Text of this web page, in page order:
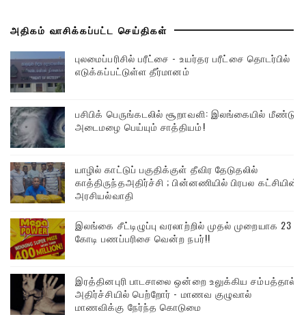
அதிகம் வாசிக்கப்பட்ட செய்திகள்
புலமைப்பரிசில் பரீட்சை - உயர்தர பரீட்சை தொடர்பில்
எடுக்கப்பட்டுள்ள தீர்மானம்
பசிபிக் பெருங்கடலில் சூறாவளி: இலங்கையில் மீண்டும்
அடைமழை பெய்யும் சாத்தியம்!
யாழில் காட்டுப் பகுதிக்குள் தீவிர தேடுதலில்
காத்திருந்தஅதிர்ச்சி ; பின்னணியில் பிரபல கட்சியின்
அரசியல்வாதி
இலங்கை சீட்டிழுப்பு வரலாற்றில் முதல் முறையாக 23
கோடி பணப்பரிசை வென்ற நபர்!!
இரத்தினபுரி பாடசாலை ஒன்றை உலுக்கிய சம்பத்தால்
அதிர்ச்சியில் பெற்றோர் - மாணவ குழுவால்
மாணவிக்கு நேர்ந்த கொடுமை